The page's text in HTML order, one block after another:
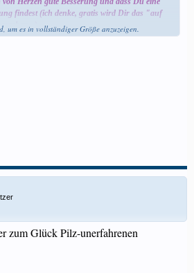
findest (ich denke, gratis wird Dir das "auf
um es in vollständiger Größe anzuzeigen.
zum Glück Pilz-unerfahrenen